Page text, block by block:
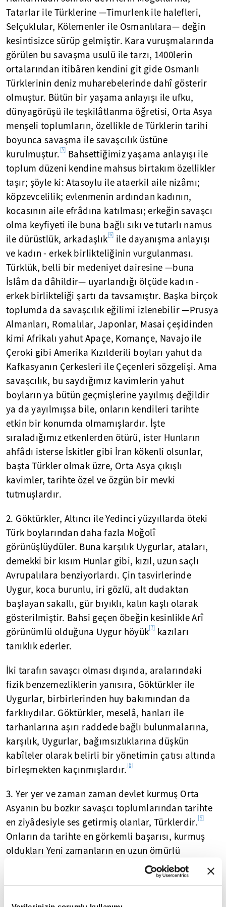
Tatarlar ile Türklerine —Timurlenk ile halefleri,
Selçuklular, Kölemenler ile Osmanlılara— değin
kesintisizce sürüp gelmiştir. Kara vuruşmalarında
görülen bu savaşma usulü ile tarzı, 1400lerin
ortalarından itibâren kendini git gide Osmanlı
Türklerinin deniz muharebelerinde dahî gösterir
olmuştur. Bütün bir yaşama anlayışı ile ufku,
dünyagörüşü ile teşkilâtlanma öğretisi, Orta Asya
menşeli toplumların, özellikle de Türklerin tarihi
boyunca savaşma ile savaşcılık üstüne
kurulmuştur.[5] Bahsettiğimiz yaşama anlayışı ile
toplum düzeni kendine mahsus birtakım özellikler
taşır; şöyle ki: Atasoylu ile ataerkil aile nizâmı;
köpzevcelilik; evlenmenin ardından kadının,
kocasının aile efrâdına katılması; erkeğin savaşcı
olma keyfiyeti ile buna bağlı sıkı ve tutarlı namus
ile dürüstlük, arkadaşlık[6] ile dayanışma anlayışı
ve kadın - erkek birlikteliğinin vurgulanması.
Türklük, belli bir medeniyet dairesine —buna
İslâm da dâhildir— uyarlandığı ölçüde kadın -
erkek birlikteliği şartı da tavsamıştır. Başka birçok
toplumda da savaşcılık eğilimi izlenebilir —Prusya
Almanları, Romalılar, Japonlar, Masai çeşidinden
kimi Afrikalı yahut Apaçe, Komançe, Navajo ile
Çeroki gibi Amerika Kızılderili boyları yahut da
Kafkasyanın Çerkesleri ile Çeçenleri sözgelişi. Ama
savaşcılık, bu saydığımız kavimlerin yahut
boyların ya bütün geçmişlerine yayılmış değildir
ya da yayılmışsa bile, onların kendileri tarihte
etkin bir konumda olmamışlardır. İşte
sıraladığımız etkenlerden ötürü, ister Hunların
ahfâdı isterse İskitler gibi İran kökenli olsunlar,
başta Türkler olmak üzre, Orta Asya çıkışlı
kavimler, tarihte özel ve özgün bir mevki
tutmuşlardır.
2. Göktürkler, Altıncı ile Yedinci yüzyıllarda öteki
Türk boylarından daha fazla Moğolî
görünüşlüydüler. Buna karşılık Uygurlar, ataları,
demekki bir kısım Hunlar gibi, kızıl, uzun saçlı
Avrupalılara benziyorlardı. Çin tasvirlerinde
Uygur, koca burunlu, iri gözlü, alt dudaktan
başlayan sakallı, gür bıyıklı, kalın kaşlı olarak
gösterilmiştir. Bahsi geçen öbeğin kesinlikle Arî
görünümlü olduğuna Uygur höyük[7]kazıları
tanıklık ederler.
İki tarafın savaşcı olması dışında, aralarındaki
fizik benzemezliklerin yanısıra, Göktürkler ile
Uygurlar, birbirlerinden huy bakımından da
farklıydılar. Göktürkler, meselâ, hanları ile
tarhanlarına aşırı raddede bağlı bulunmalarına,
karşılık, Uygurlar, bağımsızlıklarına düşkün
kabîleler olarak belirli bir yönetimin çatısı altında
birleşmekten kaçınmışlardır.[8]
3. Yer yer ve zaman zaman devlet kurmuş Orta
Asyanın bu bozkır savaşcı toplumlarından tarihte
en ziyâdesiyle ses getirmiş olanlar, Türklerdir.[9]
Onların da tarihte en görkemli başarısı, kurmuş
oldukları Yeni zamanların en uzun ömürlü
olanlarından imparatorluk ülkü devleti,
Osmanlıdır. Onu uzun ömürlü imparatorluk ülkü